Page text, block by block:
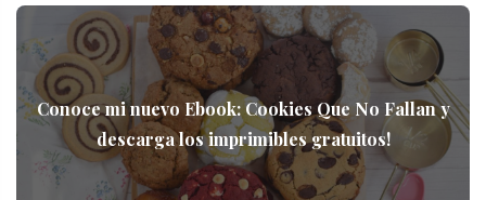
Conoce mi nuevo Ebook: Cookies Que No Fallan y
descarga los imprimibles gratuitos!